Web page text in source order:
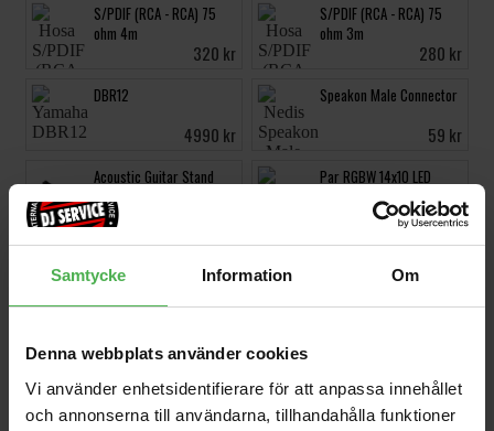
Samtycke Information Om
Denna webbplats använder cookies
Vi använder enhetsidentifierare för att anpassa innehållet
och annonserna till användarna, tillhandahålla funktioner
S/PDIF (RCA - RCA) 75
ohm 4m
320 kr
S/PDIF (RCA - RCA) 75
ohm 3m
280 kr
DBR12
4990 kr
Speakon Male Connector
59 kr
Acoustic Guitar Stand Par RGBW 14x10 LED
795 kr
Produktbeskrivning